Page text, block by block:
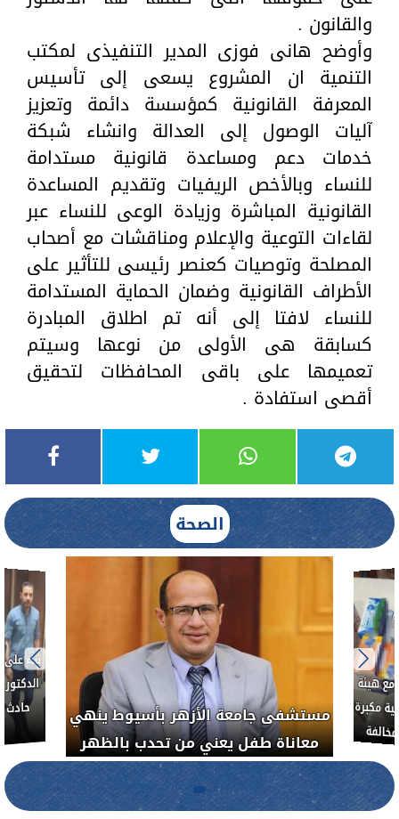
والقانون .
وأوضح هانى فوزى المدير التنفيذى لمكتب
التنمية ان المشروع يسعى إلى تأسيس
المعرفة القانونية كمؤسسة دائمة وتعزيز
آليات الوصول إلى العدالة وانشاء شبكة
خدمات دعم ومساعدة قانونية مستدامة
للنساء وبالأخص الريفيات وتقديم المساعدة
القانونية المباشرة وزيادة الوعى للنساء عبر
لقاءات التوعية والإعلام ومناقشات مع أصحاب
المصلحة وتوصيات كعنصر رئيسى للتأثير على
الأطراف القانونية وضمان الحماية المستدامة
للنساء لافتا إلى أنه تم اطلاق المبادرة
كسابقة هى الأولى من نوعها وسيتم
تعميمها على باقى المحافظات لتحقيق
أقصى استفادة .
الصحة
بناءً
حادث
مستشفى جامعة الأزهر بأسيوط ينهي
معاناة طفل يعني من تحدب بالظهر
هيئة
مكبرة